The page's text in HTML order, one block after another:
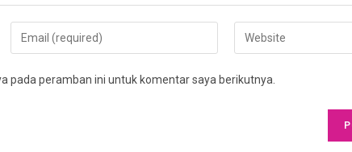
Enter
your
Enter
your
pada peramban ini untuk komentar saya berikutnya.